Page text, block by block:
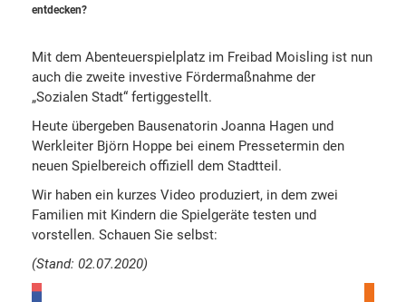
entdecken?
Mit dem Abenteuerspielplatz im Freibad Moisling ist nun
auch die zweite investive Fördermaßnahme der
„Sozialen Stadt“ fertiggestellt.
Heute übergeben Bausenatorin Joanna Hagen und
Werkleiter Björn Hoppe bei einem Pressetermin den
neuen Spielbereich offiziell dem Stadtteil.
Wir haben ein kurzes Video produziert, in dem zwei
Familien mit Kindern die Spielgeräte testen und
vorstellen. Schauen Sie selbst:
(Stand: 02.07.2020)
Video-